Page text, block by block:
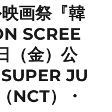
画祭『韓
SCREE
（金）公
JU
NCT）・